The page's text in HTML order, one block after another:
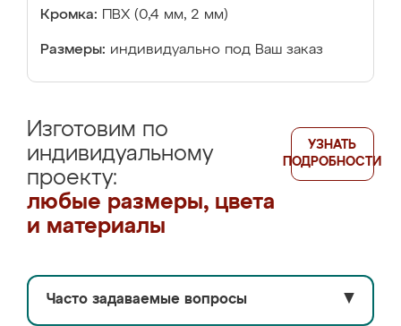
Кромка: ПВХ (0,4 мм, 2 мм)
Размеры: индивидуально под Ваш заказ
Изготовим по
индивидуальному
проекту:
любые размеры, цвета
и материалы
УЗНАТЬ
ПОДРОБНОСТИ
Часто задаваемые вопросы ▼